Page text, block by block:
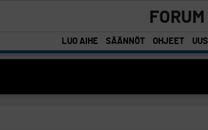
FORUM
LUO AIHE SÄÄNNÖT OHJEET